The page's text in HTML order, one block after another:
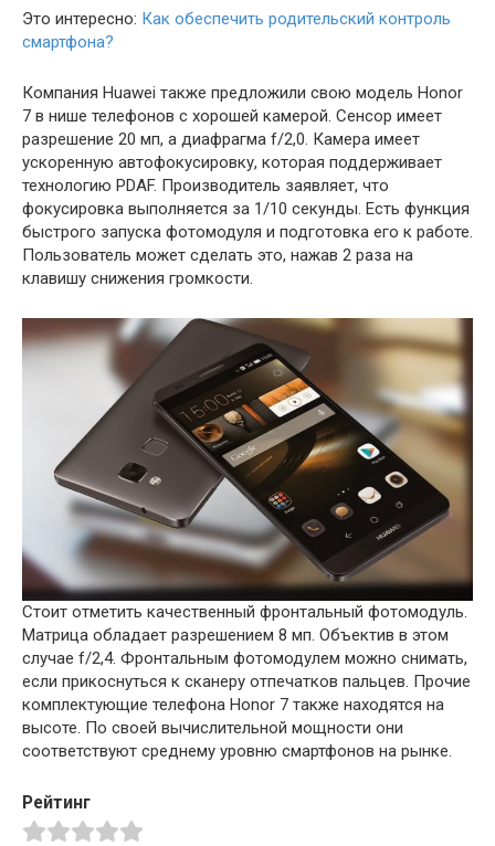
Это интересно: Как обеспечить родительский контроль
смартфона?
Компания Huawei также предложили свою модель Honor
7 в нише телефонов с хорошей камерой. Сенсор имеет
разрешение 20 мп, а диафрагма f/2,0. Камера имеет
ускоренную автофокусировку, которая поддерживает
технологию PDAF. Производитель заявляет, что
фокусировка выполняется за 1/10 секунды. Есть функция
быстрого запуска фотомодуля и подготовка его к работе.
Пользователь может сделать это, нажав 2 раза на
клавишу снижения громкости.
Стоит отметить качественный фронтальный фотомодуль.
Матрица обладает разрешением 8 мп. Объектив в этом
случае f/2,4. Фронтальным фотомодулем можно снимать,
если прикоснуться к сканеру отпечатков пальцев. Прочие
комплектующие телефона Honor 7 также находятся на
высоте. По своей вычислительной мощности они
соответствуют среднему уровню смартфонов на рынке.
Рейтинг